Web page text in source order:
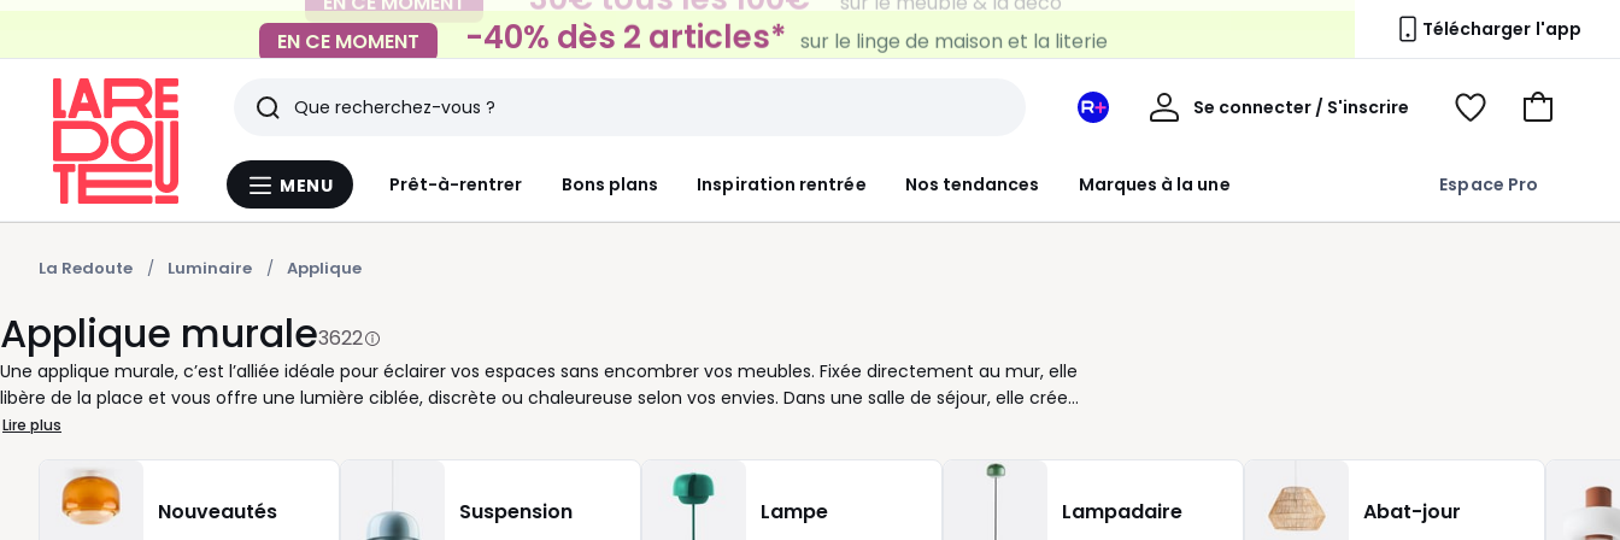
EN CE MOMENT
-40% dès 2 articles* sur le linge de maison et la literie Télécharger l'app
Menu
MENU Prêt-à-rentrer Bons plans Inspiration rentrée Nos tendances Marques à la une Espace Pro
Rechercher
Derniers
articles
vus
Mon
Redoute
Se connecter / S'inscrire
Mon
Voir
Voir
La Redoute Luminaire Applique
Applique murale3622
Une applique murale, c’est l’alliée idéale pour éclairer vos espaces sans encombrer vos meubles. Fixée directement au mur, elle
libère de la place et vous offre une lumière ciblée, discrète ou chaleureuse selon vos envies. Dans une salle de séjour, elle crée
une ambiance accueillante autour du canapé. Dans un couloir, elle guide vos pas avec élégance. Et dans une chambre, elle
des appliques murales aux formes variées : lignes sobres pour un style contemporain, détails en bois pour une note plus
chaleureuse, ou formats plus originaux pour marquer votre décoration. Certaines intègrent même un spot orientable, pratique
pour moduler la lumière selon l’usage recherché. Que vous cherchiez un modèle unitaire pour mettre en valeur un endroit
Lire plus
Nouveautés Suspension Lampe Lampadaire Abat-jour